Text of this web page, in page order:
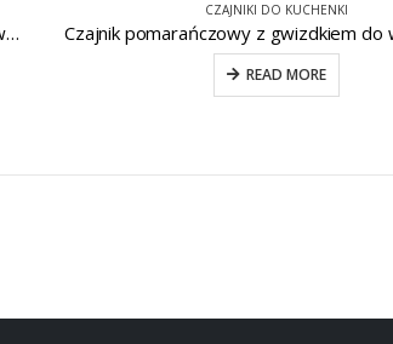
czajnik gwiżdżący ze stali nierdzewnej do domowej kuchni CW-T076
CZAJNIKI DO KUCHENKI
READ MORE